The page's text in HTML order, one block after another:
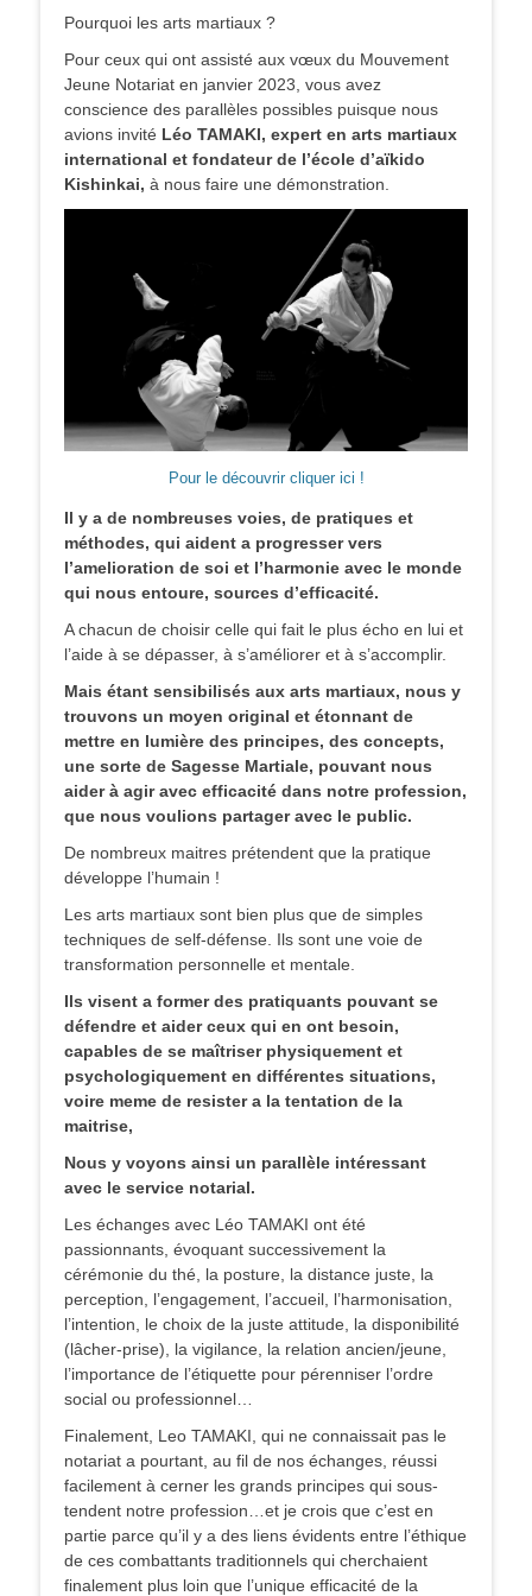
Pourquoi les arts martiaux ?
Pour ceux qui ont assisté aux vœux du Mouvement
Jeune Notariat en janvier 2023, vous avez
conscience des parallèles possibles puisque nous
avions invité Léo TAMAKI, expert en arts martiaux
international et fondateur de l’école d’aïkido
Kishinkai, à nous faire une démonstration.
Pour le découvrir cliquer ici !
Il y a de nombreuses voies, de pratiques et
méthodes, qui aident a progresser vers
l’amelioration de soi et l’harmonie avec le monde
qui nous entoure, sources d’efficacité.
A chacun de choisir celle qui fait le plus écho en lui et
l’aide à se dépasser, à s’améliorer et à s’accomplir.
Mais étant sensibilisés aux arts martiaux, nous y
trouvons un moyen original et étonnant de
mettre en lumière des principes, des concepts,
une sorte de Sagesse Martiale, pouvant nous
aider à agir avec efficacité dans notre profession,
que nous voulions partager avec le public.
De nombreux maitres prétendent que la pratique
développe l’humain !
Les arts martiaux sont bien plus que de simples
techniques de self-défense. Ils sont une voie de
transformation personnelle et mentale.
Ils visent a former des pratiquants pouvant se
défendre et aider ceux qui en ont besoin,
capables de se maîtriser physiquement et
psychologiquement en différentes situations,
voire meme de resister a la tentation de la
maitrise,
Nous y voyons ainsi un parallèle intéressant
avec le service notarial.
Les échanges avec Léo TAMAKI ont été
passionnants, évoquant successivement la
cérémonie du thé, la posture, la distance juste, la
perception, l’engagement, l’accueil, l’harmonisation,
l’intention, le choix de la juste attitude, la disponibilité
(lâcher-prise), la vigilance, la relation ancien/jeune,
l’importance de l’étiquette pour pérenniser l’ordre
social ou professionnel…
Finalement, Leo TAMAKI, qui ne connaissait pas le
notariat a pourtant, au fil de nos échanges, réussi
facilement à cerner les grands principes qui sous-
tendent notre profession…et je crois que c’est en
partie parce qu’il y a des liens évidents entre l’éthique
de ces combattants traditionnels qui cherchaient
finalement plus loin que l’unique efficacité de la